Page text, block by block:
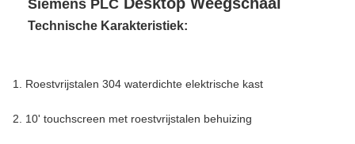
Siemens PLC
Technische Karakteristiek:
1. Roestvrijstalen 304 waterdichte elektrische kast
2. 10' touchscreen met roestvrijstalen behuizing